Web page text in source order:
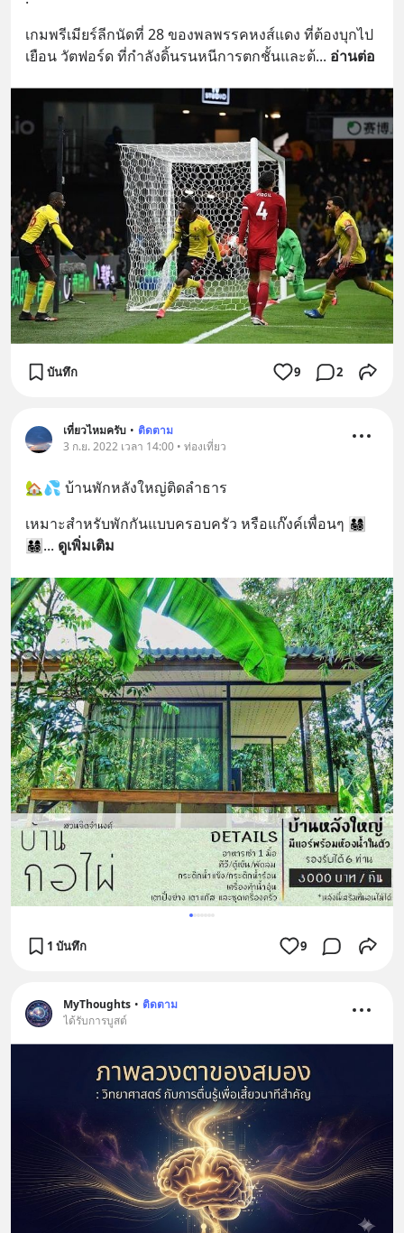
เกมพรีเมียร์ลีกนัดที่ 28 ของพลพรรคหงส์แดง ที่ต้องบุกไป
เยือน วัตฟอร์ด ที่กำลังดิ้นรนหนีการตกชั้นและต้... อ่านต่อ
บันทึก 9 2
เที่ยวไหมครับ • ติดตาม
3 ก.ย. 2022 เวลา 14:00 • ท่องเที่ยว
🏡💦 บ้านพักหลังใหญ่ติดลำธาร
เหมาะสำหรับพักกันแบบครอบครัว หรือแก๊งค์เพื่อนๆ 👨‍👩‍👧‍👦
👨‍👩‍👧‍👦... ดูเพิ่มเติม
1 บันทึก 9
MyThoughts • ติดตาม
ได้รับการบูสต์